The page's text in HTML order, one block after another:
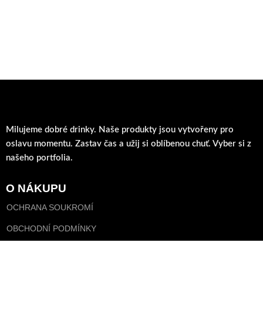
Milujeme dobré drinky. Naše produkty jsou vytvořeny pro
oslavu momentu. Zastav čas a užij si oblíbenou chuť. Vyber si z
našeho portfolia.
O NÁKUPU
OCHRANA SOUKROMÍ
OBCHODNÍ PODMÍNKY